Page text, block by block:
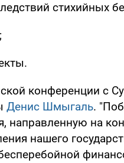
стихийных
конференции с
Денис Шмыгаль.
направленную на
нашего